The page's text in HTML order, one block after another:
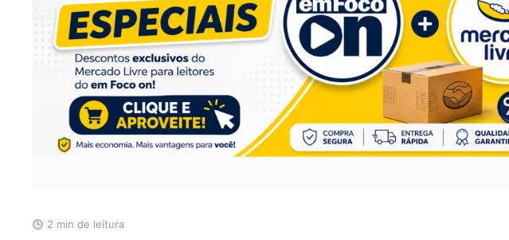
2 min de leitura